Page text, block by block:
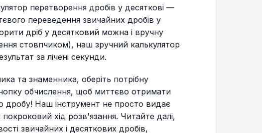
перетворення дробів у десяткові —
переведення звичайних дробів у
дріб у десятковий можна і вручну
стовпчиком), наш зручний калькулятор
за лічені секунди.
та знаменника, оберіть потрібну
обчислення, щоб миттєво отримати
дробу! Наш інструмент не просто видає
хід розв'язання. Читайте далі,
звичайних і десяткових дробів,